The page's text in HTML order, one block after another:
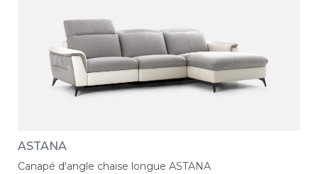
ASTANA
Canapé d'angle chaise longue ASTANA